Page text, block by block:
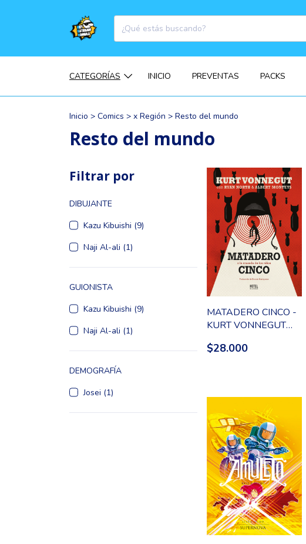
CATEGORÍAS INICIO PREVENTAS PACKS
Inicio > Comics > x Región > Resto del mundo
Resto del mundo
Filtrar por
DIBUJANTE
Kazu Kibuishi (9)
Naji Al-ali (1)
GUIONISTA
Kazu Kibuishi (9)
Naji Al-ali (1)
DEMOGRAFÍA
Josei (1)
MATADERO CINCO -
KURT VONNEGUT
ALBERT MONTEYS Y
$28.000